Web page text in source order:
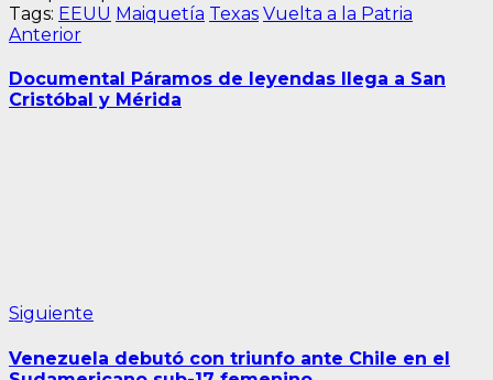
Tags: EEUU Maiquetía Texas Vuelta a la Patria
Navegación
de
entradas
AnteriorEntrada
Documental Páramos de leyendas llega a San
Cristóbal y Mérida
Siguiente
Venezuela debutó con triunfo ante Chile en el